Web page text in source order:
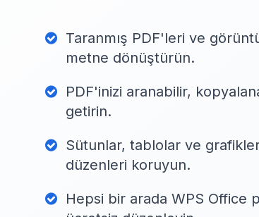
Taranmış PDF'leri ve
metne dönüştürün.
PDF'inizi aranabilir,
getirin.
Sütunlar, tablolar ve
düzenleri koruyun.
Hepsi bir arada WPS Office